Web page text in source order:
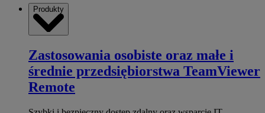
Produkty
Zastosowania osobiste oraz małe i
średnie przedsiębiorstwa TeamViewer
Remote